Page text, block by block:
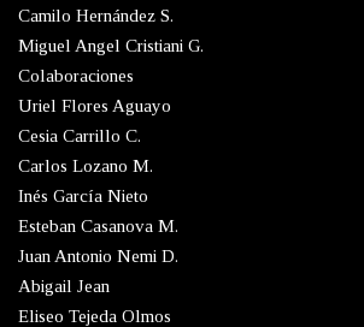
Camilo Hernández S.
Miguel Angel Cristiani G.
Colaboraciones
Uriel Flores Aguayo
Cesia Carrillo C.
Carlos Lozano M.
Inés García Nieto
Esteban Casanova M.
Juan Antonio Nemi D.
Abigail Jean
Eliseo Tejeda Olmos